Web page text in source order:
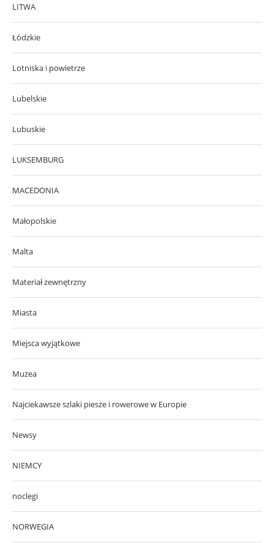
LITWA
Łódzkie
Lotniska i powietrze
Lubelskie
Lubuskie
LUKSEMBURG
MACEDONIA
Małopolskie
Malta
Materiał zewnętrzny
Miasta
Miejsca wyjątkowe
Muzea
Najciekawsze szlaki piesze i rowerowe w Europie
Newsy
NIEMCY
noclegi
NORWEGIA